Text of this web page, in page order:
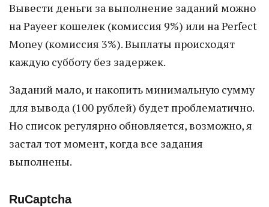
Вывести деньги за выполнение заданий можно
на Payeer кошелек (комиссия 9%) или на Perfect
Money (комиссия 3%). Выплаты происходят
каждую субботу без задержек.
Заданий мало, и накопить минимальную сумму
для вывода (100 рублей) будет проблематично.
Но список регулярно обновляется, возможно, я
застал тот момент, когда все задания
выполнены.
RuCaptcha